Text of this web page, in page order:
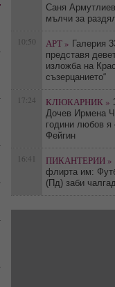
Саня
мълчи за
10:50 АРТ » Галерия
представя
изложба на
съзерцанието“
17:24 КЛЮКАРНИК »
Дочев Ирмена
години любов
Фейгин
16:41 ПИКАНТЕРИИ »
флирта им:
(Пд) заби